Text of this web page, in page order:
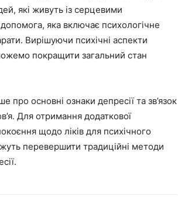
які живуть із серцевими
яка включає психологічне
Вирішуючи психічні аспекти
покращити загальний стан
про основні ознаки депресії та зв’язок
Для отримання додаткової
щодо ліків для психічного
перевершити традиційні методи